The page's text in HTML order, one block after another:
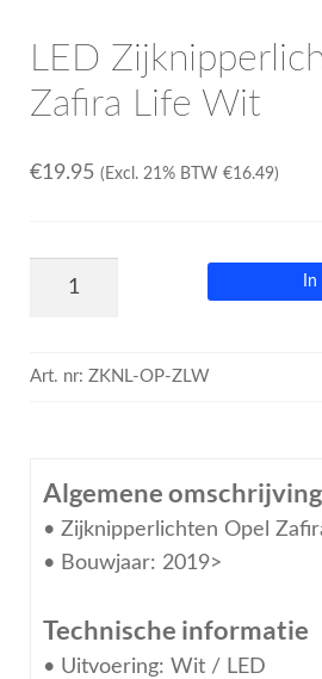
LED
Zafira Life Wit
€19.95 (Excl. 21% BTW €16.49)
Art. nr: ZKNL-OP-ZLW
Algemene omschrijving
• Zijknipperlichten Opel
• Bouwjaar: 2019>
Technische informatie
• Uitvoering: Wit / LED